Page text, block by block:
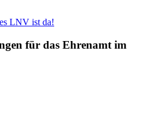
LNV ist da!
für das Ehrenamt im